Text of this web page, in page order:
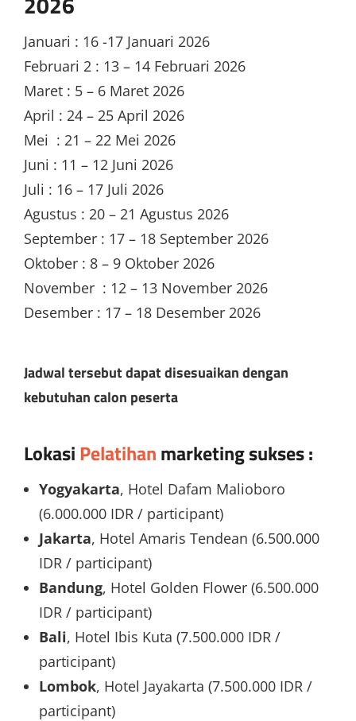
Januari : 16 -17 Januari 2026
Februari 2 : 13 – 14 Februari 2026
Maret : 5 – 6 Maret 2026
April : 24 – 25 April 2026
Mei : 21 – 22 Mei 2026
Juni : 11 – 12 Juni 2026
Juli : 16 – 17 Juli 2026
Agustus : 20 – 21 Agustus 2026
September : 17 – 18 September 2026
Oktober : 8 – 9 Oktober 2026
November : 12 – 13 November 2026
Desember : 17 – 18 Desember 2026
Jadwal tersebut dapat disesuaikan dengan
kebutuhan calon peserta
LokasiPelatihanmarketing sukses:
Yogyakarta, Hotel Dafam Malioboro
(6.000.000 IDR / participant)
Jakarta, Hotel Amaris Tendean (6.500.000
IDR / participant)
Bandung, Hotel Golden Flower (6.500.000
IDR / participant)
Bali, Hotel Ibis Kuta (7.500.000 IDR /
participant)
Lombok, Hotel Jayakarta (7.500.000 IDR /
participant)